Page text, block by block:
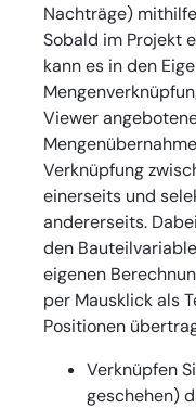
Nachträge)
Sobald im Projekt
kann es in den
Viewer
Verknüpfung
einerseits und
andererseits.
den
eigenen
per Mausklick als
Positionen
Verknüpfen
geschehen)